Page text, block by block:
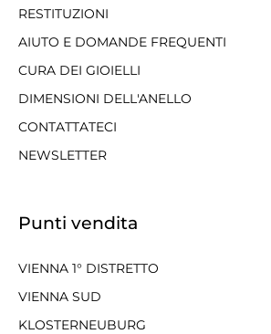
RESTITUZIONI
AIUTO E DOMANDE FREQUENTI
CURA DEI GIOIELLI
DIMENSIONI DELL'ANELLO
CONTATTATECI
NEWSLETTER
Punti vendita
VIENNA 1° DISTRETTO
VIENNA SUD
KLOSTERNEUBURG